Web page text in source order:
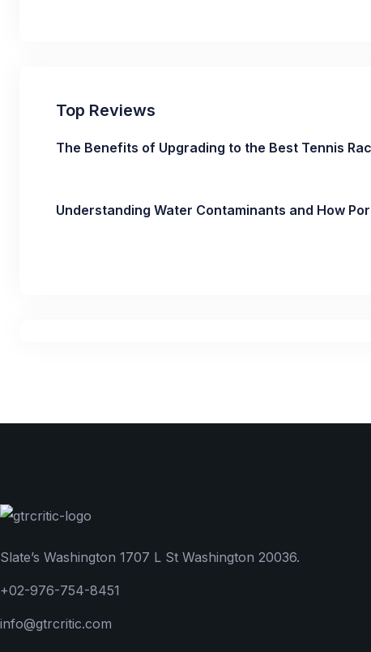
Top Reviews
The Benefits of Upgrading to the Best Tennis
Understanding Water Contaminants and How
Slate’s Washington 1707 L St Washington 20036.
+02-976-754-8451
info@gtrcritic.com